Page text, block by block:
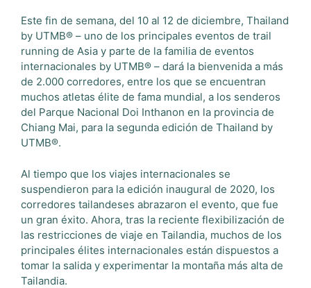
Este fin de semana, del 10 al 12 de diciembre, Thailand
by UTMB® – uno de los principales eventos de trail
running de Asia y parte de la familia de eventos
internacionales by UTMB® – dará la bienvenida a más
de 2.000 corredores, entre los que se encuentran
muchos atletas élite de fama mundial, a los senderos
del Parque Nacional Doi Inthanon en la provincia de
Chiang Mai, para la segunda edición de Thailand by
UTMB®.
Al tiempo que los viajes internacionales se
suspendieron para la edición inaugural de 2020, los
corredores tailandeses abrazaron el evento, que fue
un gran éxito. Ahora, tras la reciente flexibilización de
las restricciones de viaje en Tailandia, muchos de los
principales élites internacionales están dispuestos a
tomar la salida y experimentar la montaña más alta de
Tailandia.